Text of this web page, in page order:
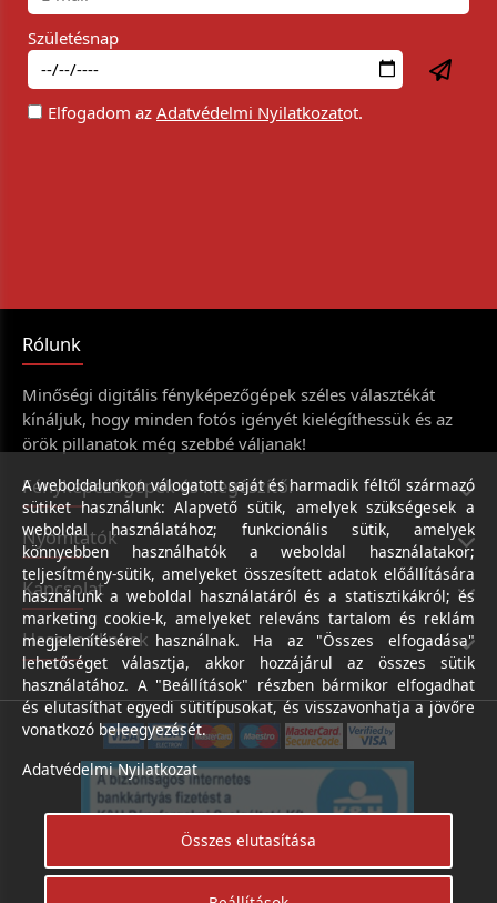
Születésnap
Elfogadom az Adatvédelmi Nyilatkozatot.
Rólunk
Minőségi digitális fényképezőgépek széles választékát
kínáljuk, hogy minden fotós igényét kielégíthessük és az
örök pillanatok még szebbé váljanak!
Fényképezőgépek és kiegészítői
Nyomtatók
Kapcsolat
Hasznos linkek
A weboldalunkon válogatott saját és harmadik féltől származó
sütiket használunk: Alapvető sütik, amelyek szükségesek a
weboldal használatához; funkcionális sütik, amelyek
könnyebben használhatók a weboldal használatakor;
teljesítmény-sütik, amelyeket összesített adatok előállítására
használunk a weboldal használatáról és a statisztikákról; és
marketing cookie-k, amelyeket releváns tartalom és reklám
megjelenítésére használnak. Ha az "Összes elfogadása"
lehetőséget választja, akkor hozzájárul az összes sütik
használatához. A "Beállítások" részben bármikor elfogadhat
és elutasíthat egyedi sütitípusokat, és visszavonhatja a jövőre
vonatkozó beleegyezését.
Adatvédelmi Nyilatkozat
Összes elutasítása